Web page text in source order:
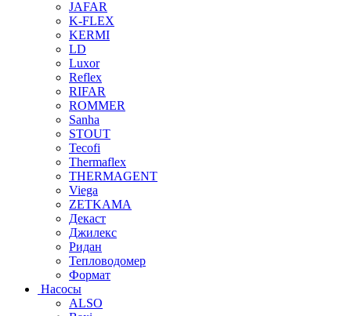
JAFAR
K-FLEX
KERMI
LD
Luxor
Reflex
RIFAR
ROMMER
Sanha
STOUT
Tecofi
Thermaflex
THERMAGENT
Viega
ZETKAMA
Декаст
Джилекс
Ридан
Тепловодомер
Формат
Насосы
ALSO